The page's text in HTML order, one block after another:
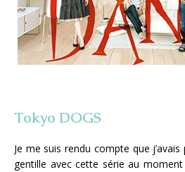
Tokyo DOGS
Je me suis rendu compte que
gentille avec cette série au